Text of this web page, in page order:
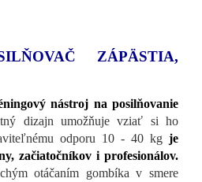
ZÁPÄSTIA,
nástroj na posilňovanie
dizajn umožňuje vziať si ho
odporu 10 - 40 kg je
začiatočníkov i profesionálov.
otáčaním gombíka v smere